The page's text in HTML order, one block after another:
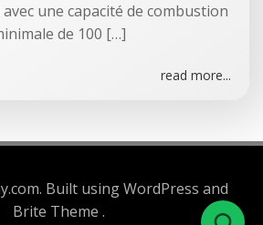
une capacité de combustion
de 100 […]
read more...
Built using WordPress and
Brite Theme .